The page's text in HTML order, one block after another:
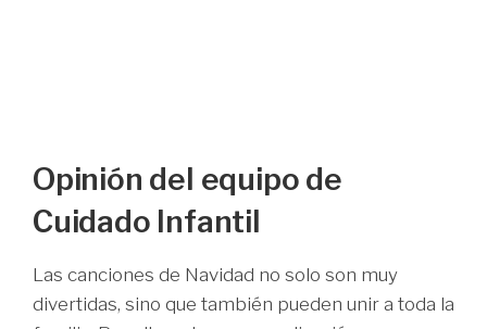
Opinión del equipo de
Cuidado Infantil
Las canciones de Navidad no solo son muy
divertidas, sino que también pueden unir a toda la